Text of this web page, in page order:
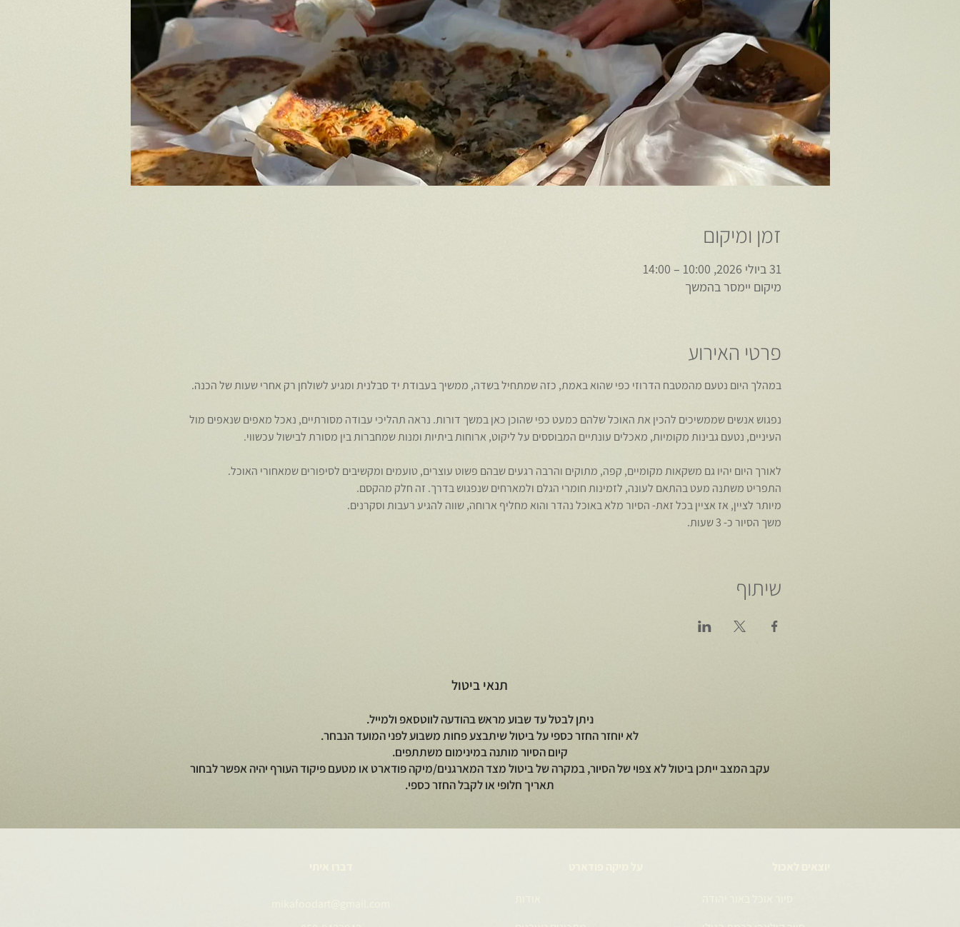
זמן ומיקום
31 ביולי 2026, 10:00 – 14:00
מיקום יימסר בהמשך
פרטי האירוע
במהלך היום נטעם מהמטבח הדרוזי כפי שהוא באמת, כזה שמתחיל בשדה, ממשיך בעבודת יד סבלנית ומגיע לשולחן רק אחרי שעות של הכנה.
נפגוש אנשים שממשיכים להכין את האוכל שלהם כמעט כפי שהוכן כאן במשך דורות. נראה תהליכי עבודה מסורתיים, נאכל מאפים שנאפים מול
העיניים, נטעם גבינות מקומיות, מאכלים עונתיים המבוססים על ליקוט, ארוחות ביתיות ומנות שמחברות בין מסורת לבישול עכשווי.
לאורך היום יהיו גם משקאות מקומיים, קפה, מתוקים והרבה רגעים שבהם פשוט עוצרים, טועמים ומקשיבים לסיפורים שמאחורי האוכל.
התפריט משתנה מעט בהתאם לעונה, לזמינות חומרי הגלם ולמארחים שנפגוש בדרך. זה חלק מהקסם.
מיותר לציין, אז אציין בכל זאת- הסיור מלא באוכל נהדר והוא מחליף ארוחה, שווה להגיע רעבות וסקרנים.
משך הסיור כ- 3 שעות.
שיתוף
תנאי ביטול
ניתן לבטל עד שבוע מראש בהודעה לווטסאפ ולמייל.
לא יוחזר החזר כספי על ביטול שיתבצע פחות משבוע לפני המועד הנבחר.
קיום הסיור מותנה במינימום משתתפים.
עקב המצב ייתכן ביטול לא צפוי של הסיור, במקרה של ביטול מצד המארגנים/מיקה פודארט או מטעם פיקוד העורף יהיה אפשר לבחור
תאריך חלופי או לקבל החזר כספי.